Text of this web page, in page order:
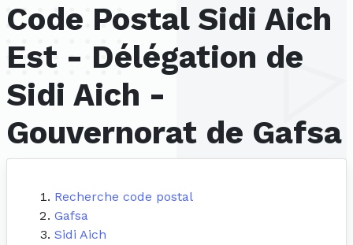
Code Postal Sidi Aich
Est - Délégation de
Sidi Aich -
Gouvernorat de Gafsa
Recherche code postal
Gafsa
Sidi Aich